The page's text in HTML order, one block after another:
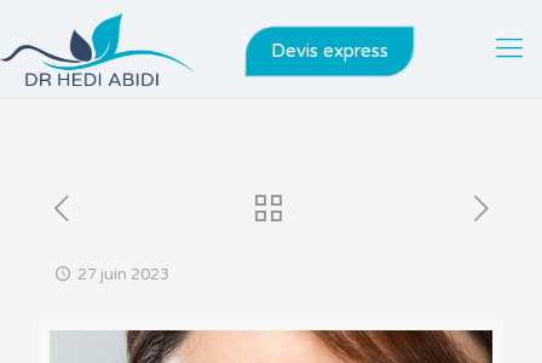
Devis express
27 juin 2023